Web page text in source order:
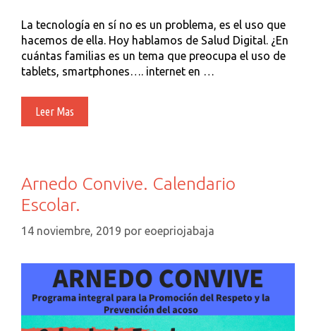
La tecnología en sí no es un problema, es el uso que
hacemos de ella. Hoy hablamos de Salud Digital. ¿En
cuántas familias es un tema que preocupa el uso de
tablets, smartphones…. internet en …
Leer Mas
Digital
Arnedo Convive. Calendario
Escolar.
14 noviembre, 2019 por eoepriojabaja